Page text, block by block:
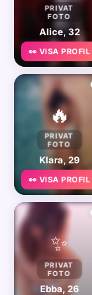
PRIVAT
FOTO
Alice, 32
👀 VISA PROFIL
🔥
PRIVAT
FOTO
Klara, 29
👀 VISA PROFIL
✨
PRIVAT
FOTO
Ebba, 26